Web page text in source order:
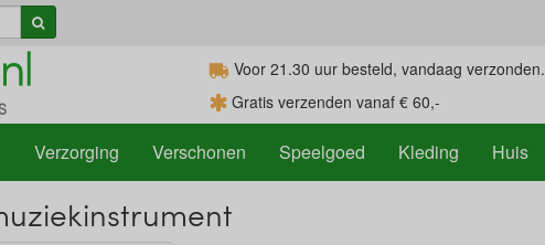
Voor 21.30 uur besteld, vandaag verzonden.
Gratis verzenden vanaf € 60,-
Verzorging Verschonen Speelgoed Kleding Huis